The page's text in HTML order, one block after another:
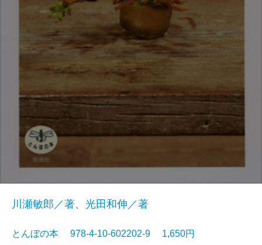
川瀬敏郎／著、光田和伸／著
とんぼの本 978-4-10-602202-9 1,650円